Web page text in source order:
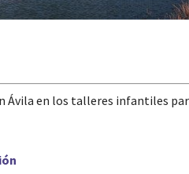
en los talleres infantiles